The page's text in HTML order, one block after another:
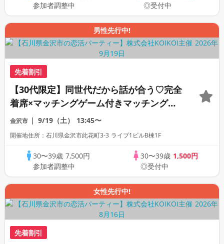
参加者調整中
◎受付中
男性先行中!
先着割引
【30代限定】同世代だから話が合う♡完全
着席×マッチングゲーム付きマッチングコ
ン
金沢市 9/19（土） 13:45〜
開催地住所：石川県金沢市此花町3-3 ライブ1ビルB棟1F
30〜39歳 7,500円
参加者調整中
30〜39歳 1,500円
◎受付中
女性先行中!
先着割引